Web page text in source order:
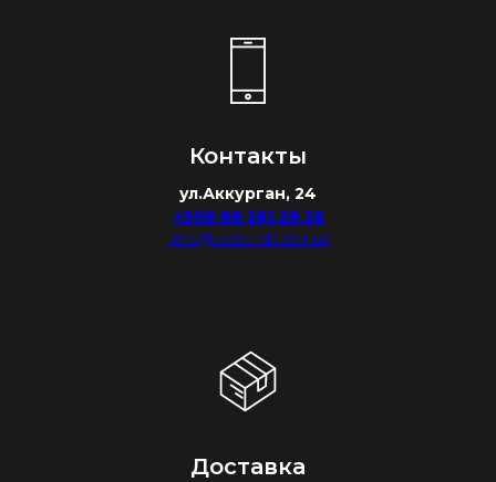
Контакты
ул.Аккурган, 24
+998 88 281 28 28
info@watchdealer.uz
Доставка